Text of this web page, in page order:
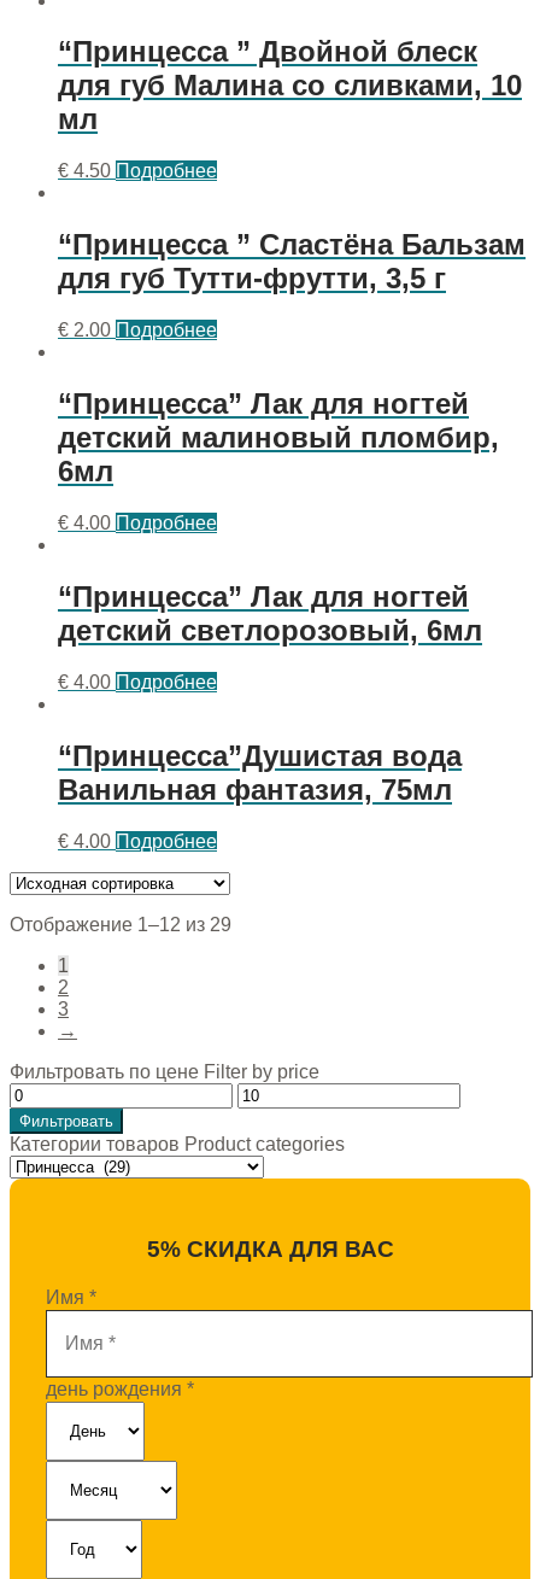
“Принцесса ” Двойной блеск
для губ Малина со сливками, 10
мл
€ 4.50 Подробнее
“Принцесса ” Сластёна Бальзам
для губ Тутти-фрутти, 3,5 г
€ 2.00 Подробнее
“Принцесса” Лак для ногтей
детский малиновый пломбир,
6мл
€ 4.00 Подробнее
“Принцесса” Лак для ногтей
детский светлорозовый, 6мл
€ 4.00 Подробнее
“Принцесса”Душистая вода
Ванильная фантазия, 75мл
€ 4.00 Подробнее
Отображение 1–12 из 29
1
2
3
→
Фильтровать по цене Filter by price
Фильтровать
Категории товаров Product categories
5% СКИДКА ДЛЯ ВАС
Имя *
день рождения *